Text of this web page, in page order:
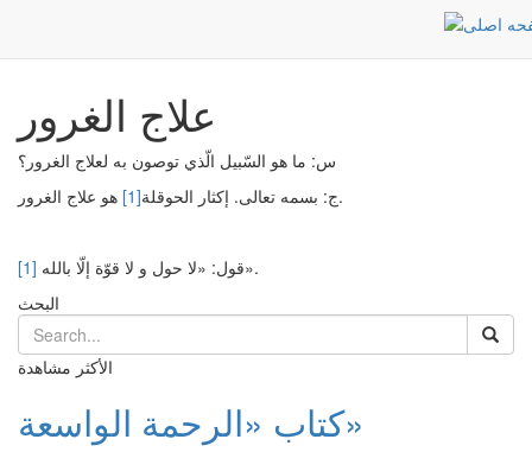
علاج الغرور
س: ما هو السّبيل الّذي توصون به لعلاج الغرور؟
ج: بسمه تعالى. إكثار الحوقلة[1] هو علاج الغرور.
[1]
قول: «لا حول و لا قوّة إلّا بالله».
البحث
الأكثر مشاهدة
كتاب «الرحمة الواسعة»